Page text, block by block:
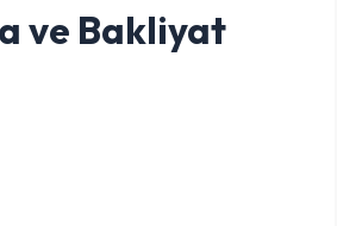
ve Bakliyat